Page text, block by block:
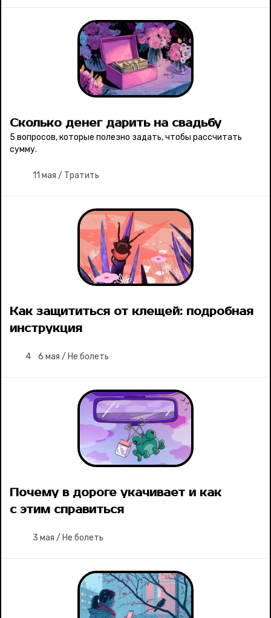
Сколько денег дарить на свадьбу
5 вопросов, которые полезно задать, чтобы рассчитать
сумму.
11 мая / Тратить
Как защититься от клещей: подробная
инструкция
4 6 мая / Не болеть
Почему в дороге укачивает и как
с этим справиться
3 мая / Не болеть